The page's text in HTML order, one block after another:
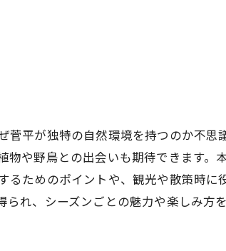
平が独特の自然環境を持つのか不思
や野鳥との出会いも期待できます。
るためのポイントや、観光や散策時に
れ、シーズンごとの魅力や楽しみ方